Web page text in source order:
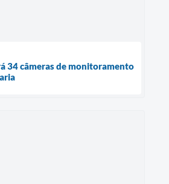
34 câmeras de monitoramento